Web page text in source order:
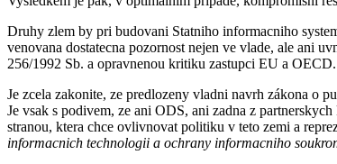
Druhy zlem by pri budovani Statniho informacniho
venovana dostatecna pozornost nejen ve vlade, ale ani
256/1992 Sb. a opravnenou kritiku zastupci EU a
Je zcela zakonite, ze predlozeny vladni navrh zákona o
Je vsak s podivem, ze ani ODS, ani zadna z
stranou, ktera chce ovlivnovat politiku v teto zemi a
informacnich technologii a ochrany informacniho